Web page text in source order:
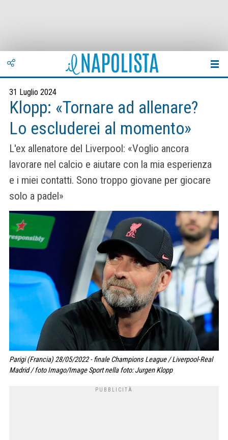
31 Luglio 2024
Klopp: «Tornare ad allenare?
Lo escluderei al momento»
L'ex allenatore del Liverpool: «Voglio ancora
lavorare nel calcio e aiutare con la mia esperienza
e i miei contatti. Sono troppo giovane per giocare
solo a padel»
Parigi (Francia) 28/05/2022 - finale Champions League / Liverpool-Real
Madrid / foto Imago/Image Sport nella foto: Jurgen Klopp